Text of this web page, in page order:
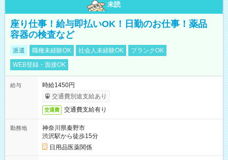
未読
座り仕事！給与即払いOK！日勤のお仕事！薬品
容器の検査など
派遣 職種未経験OK 社会人未経験OK
ブランクOK
WEB登録・面接OK
給与
時給1450円
交通費別途支給あり
交通費 交通費支給有り
勤務地
神奈川県秦野市
渋沢駅から徒歩15分
日用品医薬関係